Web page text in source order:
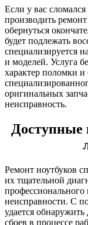
Если у вас сломался
производить
обернуться
будет подлежать
специализируется
и моделей. Услуга
характер поломки
оригинальных
неисправность.
Доступные
Ремонт ноутбуков
их тщательной
профессионального
неисправности. С
удается
сбоев в процессе